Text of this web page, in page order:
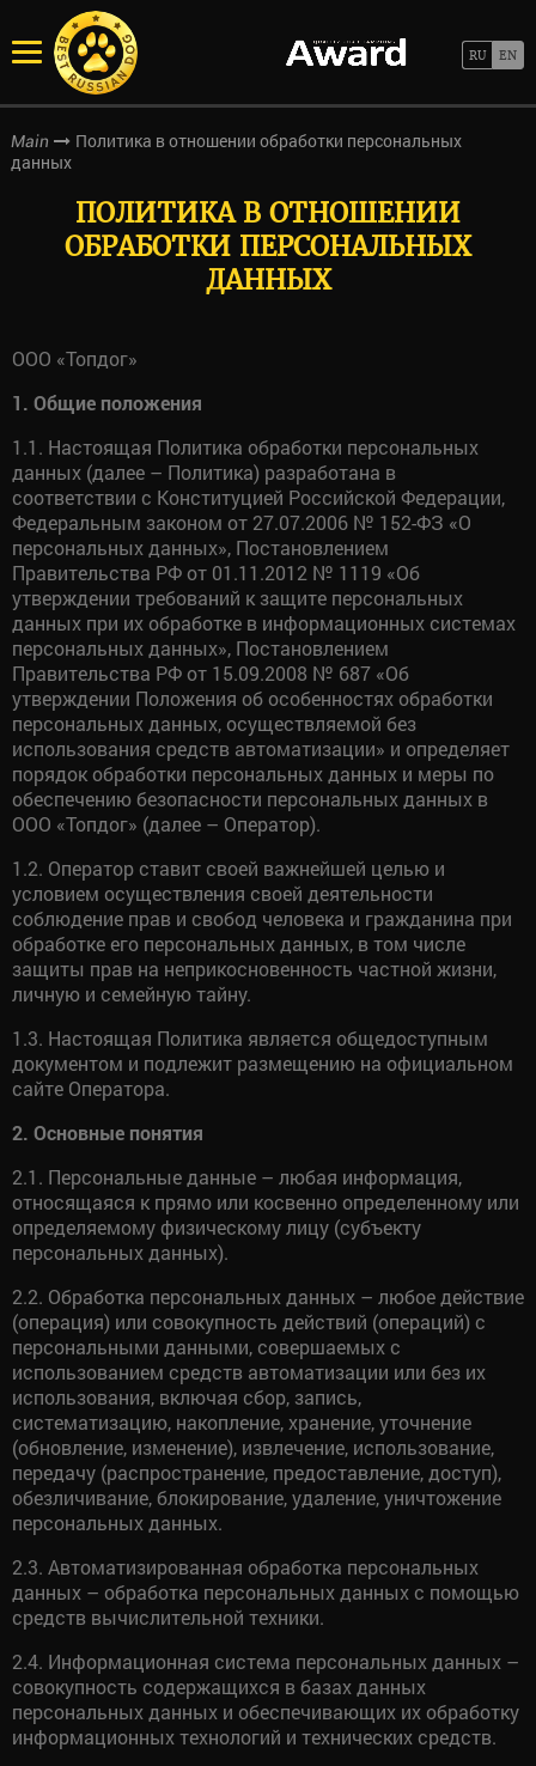
Main
Политика в отношении обработки персональных
данных
ПОЛИТИКА В ОТНОШЕНИИ
ОБРАБОТКИ ПЕРСОНАЛЬНЫХ
ДАННЫХ
ООО «Топдог»
1. Общие положения
1.1. Настоящая Политика обработки персональных
данных (далее – Политика) разработана в
соответствии с Конституцией Российской Федерации,
Федеральным законом от 27.07.2006 № 152-ФЗ «О
персональных данных», Постановлением
Правительства РФ от 01.11.2012 № 1119 «Об
утверждении требований к защите персональных
данных при их обработке в информационных системах
персональных данных», Постановлением
Правительства РФ от 15.09.2008 № 687 «Об
утверждении Положения об особенностях обработки
персональных данных, осуществляемой без
использования средств автоматизации» и определяет
порядок обработки персональных данных и меры по
обеспечению безопасности персональных данных в
ООО «Топдог» (далее – Оператор).
1.2. Оператор ставит своей важнейшей целью и
условием осуществления своей деятельности
соблюдение прав и свобод человека и гражданина при
обработке его персональных данных, в том числе
защиты прав на неприкосновенность частной жизни,
личную и семейную тайну.
1.3. Настоящая Политика является общедоступным
документом и подлежит размещению на официальном
сайте Оператора.
2. Основные понятия
2.1. Персональные данные – любая информация,
относящаяся к прямо или косвенно определенному или
определяемому физическому лицу (субъекту
персональных данных).
2.2. Обработка персональных данных – любое действие
(операция) или совокупность действий (операций) с
персональными данными, совершаемых с
использованием средств автоматизации или без их
использования, включая сбор, запись,
систематизацию, накопление, хранение, уточнение
(обновление, изменение), извлечение, использование,
передачу (распространение, предоставление, доступ),
обезличивание, блокирование, удаление, уничтожение
персональных данных.
2.3. Автоматизированная обработка персональных
данных – обработка персональных данных с помощью
средств вычислительной техники.
2.4. Информационная система персональных данных –
совокупность содержащихся в базах данных
персональных данных и обеспечивающих их обработку
информационных технологий и технических средств.